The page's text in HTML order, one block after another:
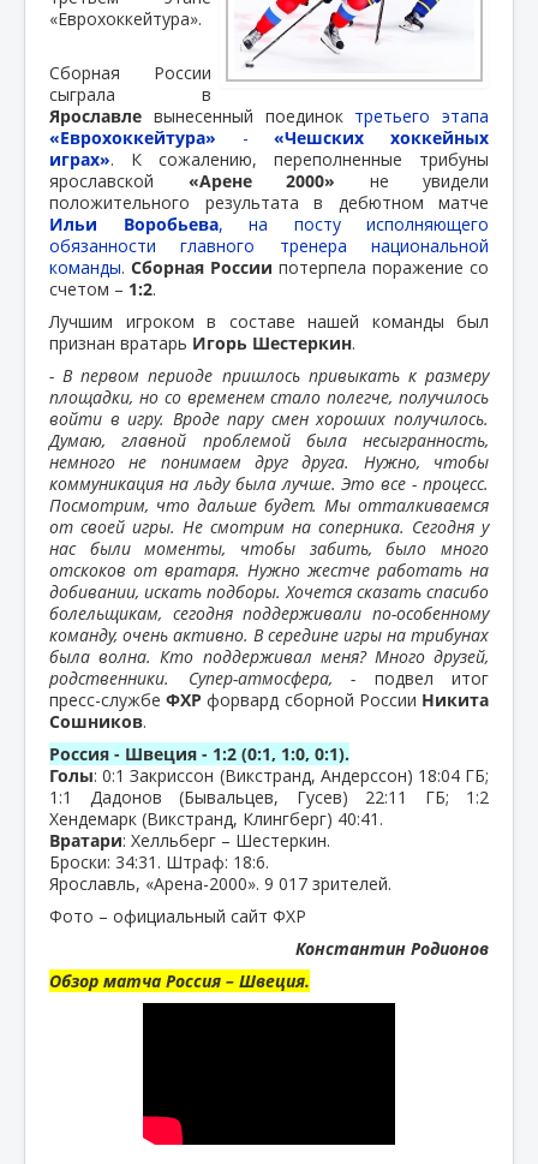
«Еврохоккейтура».
Сборная России
сыграла в
Ярославле вынесенный поединок третьего этапа
«Еврохоккейтура» -«Чешских хоккейных
играх». К сожалению, переполненные трибуны
ярославской «Арене 2000» не увидели
положительного результата в дебютном матче
Ильи Воробьева, на посту исполняющего
обязанности главного тренера национальной
команды. Сборная России потерпела поражение со
счетом – 1:2.
Лучшим игроком в составе нашей команды был
признан вратарь Игорь Шестеркин.
- В первом периоде пришлось привыкать к размеру
площадки, но со временем стало полегче, получилось
войти в игру. Вроде пару смен хороших получилось.
Думаю, главной проблемой была несыгранность,
немного не понимаем друг друга. Нужно, чтобы
коммуникация на льду была лучше. Это все - процесс.
Посмотрим, что дальше будет. Мы отталкиваемся
от своей игры. Не смотрим на соперника. Сегодня у
нас были моменты, чтобы забить, было много
отскоков от вратаря. Нужно жестче работать на
добивании, искать подборы. Хочется сказать спасибо
болельщикам, сегодня поддерживали по-особенному
команду, очень активно. В середине игры на трибунах
была волна. Кто поддерживал меня? Много друзей,
родственники. Супер-атмосфера, - подвел итог
пресс-службеФХР форвард сборной России Никита
Сошников.
Россия - Швеция - 1:2 (0:1, 1:0, 0:1).
Голы: 0:1 Закриссон (Викстранд, Андерссон) 18:04 ГБ;
1:1 Дадонов (Бывальцев, Гусев) 22:11 ГБ; 1:2
Хендемарк (Викстранд, Клингберг) 40:41.
Вратари: Хелльберг – Шестеркин.
Броски: 34:31. Штраф: 18:6.
Ярославль, «Арена-2000». 9 017 зрителей.
Фото – официальный сайт ФХР
Константин Родионов
Обзор матча Россия – Швеция.